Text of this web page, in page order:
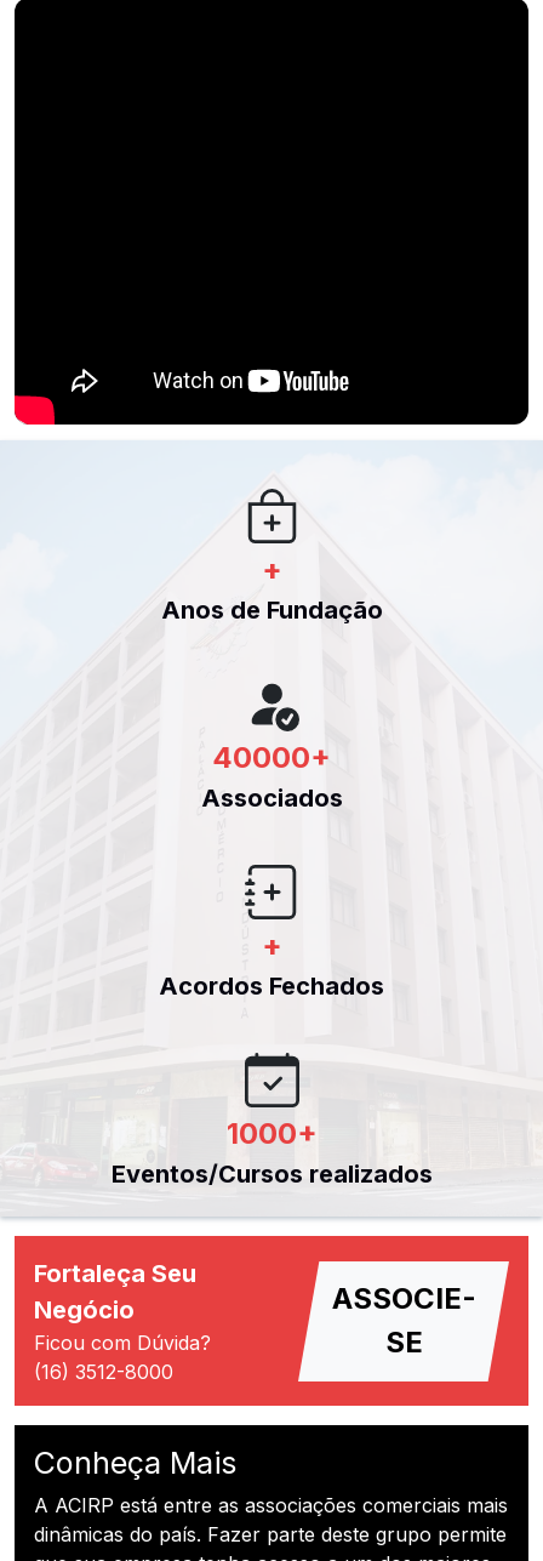
+
Anos de Fundação
40000+
Associados
+
Acordos Fechados
1000+
Eventos/Cursos realizados
Fortaleça Seu
Negócio
Ficou com Dúvida?
(16) 3512-8000
ASSOCIE-
SE
Conheça Mais
A ACIRP está entre as associações comerciais mais
dinâmicas do país. Fazer parte deste grupo permite